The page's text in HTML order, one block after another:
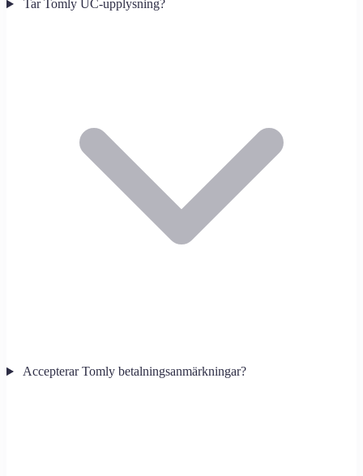
Tar Tomly UC-upplysning?
Accepterar Tomly betalningsanmärkningar?